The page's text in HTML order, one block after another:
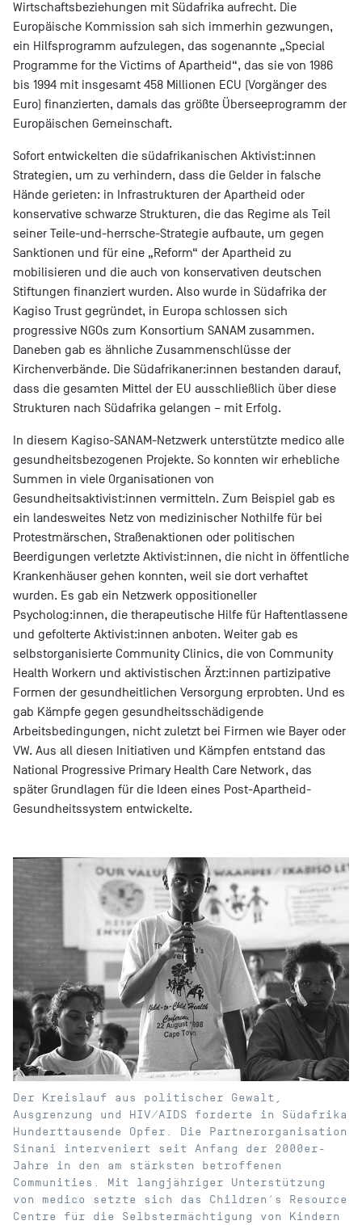
Wirtschaftsbeziehungen mit Südafrika aufrecht. Die
Europäische Kommission sah sich immerhin gezwungen,
ein Hilfsprogramm aufzulegen, das sogenannte „Special
Programme for the Victims of Apartheid“, das sie von 1986
bis 1994 mit insgesamt 458 Millionen ECU (Vorgänger des
Euro) finanzierten, damals das größte Überseeprogramm der
Europäischen Gemeinschaft.
Sofort entwickelten die südafrikanischen Aktivist:innen
Strategien, um zu verhindern, dass die Gelder in falsche
Hände gerieten: in Infrastrukturen der Apartheid oder
konservative schwarze Strukturen, die das Regime als Teil
seiner Teile-und-herrsche-Strategie aufbaute, um gegen
Sanktionen und für eine „Reform“ der Apartheid zu
mobilisieren und die auch von konservativen deutschen
Stiftungen finanziert wurden. Also wurde in Südafrika der
Kagiso Trust gegründet, in Europa schlossen sich
progressive NGOs zum Konsortium SANAM zusammen.
Daneben gab es ähnliche Zusammenschlüsse der
Kirchenverbände. Die Südafrikaner:innen bestanden darauf,
dass die gesamten Mittel der EU ausschließlich über diese
Strukturen nach Südafrika gelangen – mit Erfolg.
In diesem Kagiso-SANAM-Netzwerk unterstützte medico alle
gesundheitsbezogenen Projekte. So konnten wir erhebliche
Summen in viele Organisationen von
Gesundheitsaktivist:innen vermitteln. Zum Beispiel gab es
ein landesweites Netz von medizinischer Nothilfe für bei
Protestmärschen, Straßenaktionen oder politischen
Beerdigungen verletzte Aktivist:innen, die nicht in öffentliche
Krankenhäuser gehen konnten, weil sie dort verhaftet
wurden. Es gab ein Netzwerk oppositioneller
Psycholog:innen, die therapeutische Hilfe für Haftentlassene
und gefolterte Aktivist:innen anboten. Weiter gab es
selbstorganisierte Community Clinics, die von Community
Health Workern und aktivistischen Ärzt:innen partizipative
Formen der gesundheitlichen Versorgung erprobten. Und es
gab Kämpfe gegen gesundheitsschädigende
Arbeitsbedingungen, nicht zuletzt bei Firmen wie Bayer oder
VW. Aus all diesen Initiativen und Kämpfen entstand das
National Progressive Primary Health Care Network, das
später Grundlagen für die Ideen eines Post-Apartheid-
Gesundheitssystem entwickelte.
Der Kreislauf aus politischer Gewalt,
Ausgrenzung und HIV/AIDS forderte in Südafrika
Hunderttausende Opfer. Die Partnerorganisation
Sinani interveniert seit Anfang der 2000er-
Jahre in den am stärksten betroffenen
Communities. Mit langjähriger Unterstützung
von medico setzte sich das Children‘s Resource
Centre für die Selbstermächtigung von Kindern